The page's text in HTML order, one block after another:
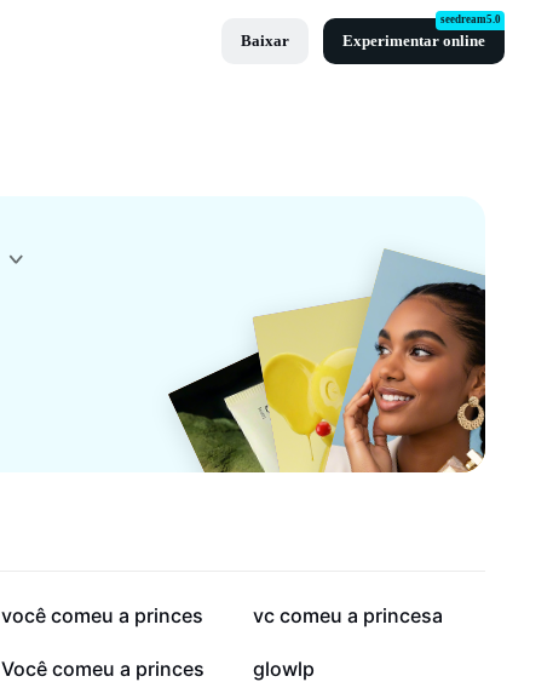
Baixar Experimentar online
seedream5.0
14,4 mil
você comeu a princes 7,1 mil
vc comeu a princesa
1,7 mil
Você comeu a princes 1,5 mil
glowlp